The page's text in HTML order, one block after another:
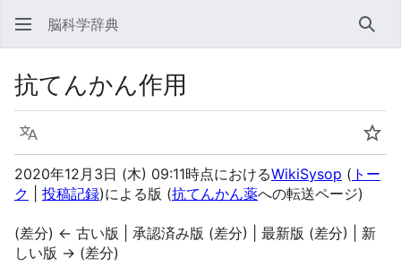
脳科学辞典 検索
抗てんかん作用
言語
ウ
2020年12月3日 (木) 09:11時点におけるWikiSysop ( トー
ク
投稿記録)による版 (抗てんかん薬への転送ページ)
(差分) ← 古い版 | 承認済み版 (差分) | 最新版 (差分) | 新
しい版 → (差分)